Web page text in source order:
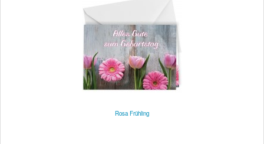
Rosa Frühling